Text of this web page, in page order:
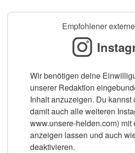
Empfohlener
Wir benötigen deine
unserer Redaktion
Inhalt anzuzeigen. Du kannst
damit auch alle weiteren
www.unsere-helden.com) mit
anzeigen lassen und auch
deaktivieren.